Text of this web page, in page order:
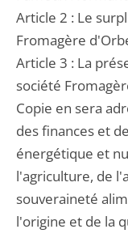
Article 2 : Le
Fromagère
Article 3 : La
société
Copie en sera
des finances et
énergétique et
l'agriculture, de
souveraineté
l'origine et de la